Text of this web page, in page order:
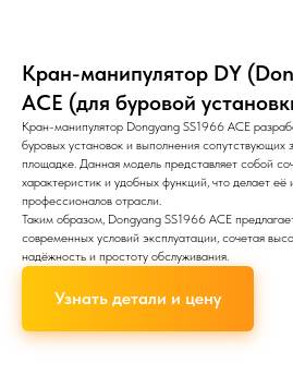
Кран-манипулятор DY
ACE (для буровой
Кран-манипулятор Dongyang SS1966 ACE
буровых установок и выполнения сопутствующих
площадке. Данная модель представляет собой
характеристик и удобных функций, что делает
профессионалов отрасли.
Таким образом, Dongyang SS1966 ACE
современных условий эксплуатации, сочетая
надёжность и простоту обслуживания.
Узнать детали и цену